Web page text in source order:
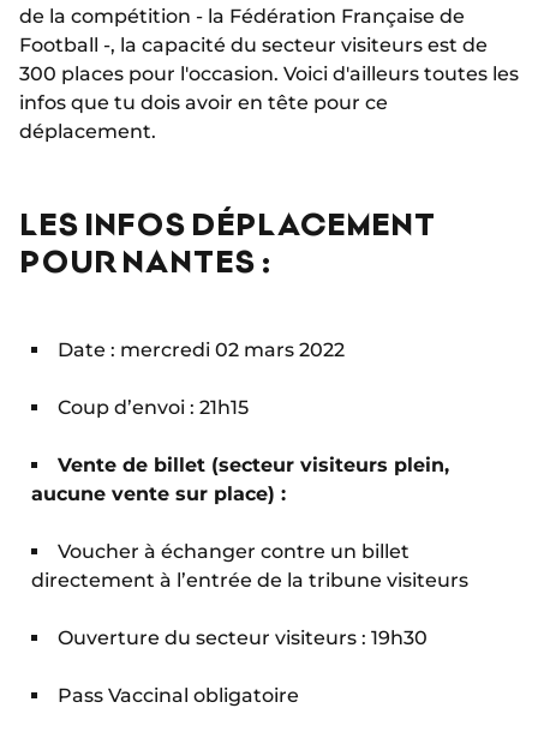
de la compétition - la Fédération Française de
Football -, la capacité du secteur visiteurs est de
300 places pour l'occasion. Voici d'ailleurs toutes les
infos que tu dois avoir en tête pour ce
déplacement.
LES INFOS DÉPLACEMENT
POUR NANTES :
Date : mercredi 02 mars 2022
Coup d’envoi : 21h15
Vente de billet (secteur visiteurs plein,
aucune vente sur place) :
Voucher à échanger contre un billet
directement à l’entrée de la tribune visiteurs
Ouverture du secteur visiteurs : 19h30
Pass Vaccinal obligatoire